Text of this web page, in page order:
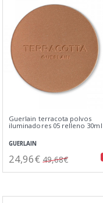
Guerlain terracota polvos
iluminadores 05 relleno 30ml
GUERLAIN
24,96€ 49,68€